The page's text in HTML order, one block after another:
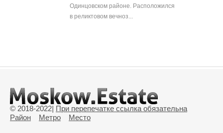
Одинцовском районе. Расположился
в реликтовом вечноз...
© 2018-2022| При перепечатке ссылка обязательна
Район
Метро Место